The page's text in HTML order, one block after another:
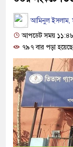
আমিনুল ইসলাম,
আপডেট সময়
৭৯৭ বার পড়া হয়েছে